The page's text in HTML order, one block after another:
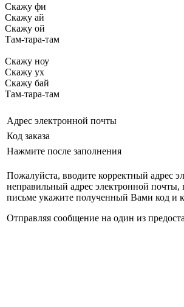
Скажу фи
Скажу ай
Скажу ой
Там-тара-там
Скажу ноу
Скажу ух
Скажу бай
Там-тара-там
Адрес электронной почты
Код заказа
Нажмите после заполнения
Пожалуйста, вводите корректный адрес
неправильный адрес электронной
письме укажите полученный Вами код и
Отправляя сообщение на один из